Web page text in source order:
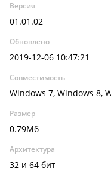
Версия
01.01.02
Обновлено
2019-12-06 10:47:21
Совместимость
Windows 7, Windows 8,
Размер
0.79Мб
Архитектура
32 и 64 бит